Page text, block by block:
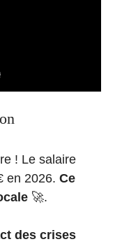
! Le salaire
en 2026. Ce
🚀.
des crises